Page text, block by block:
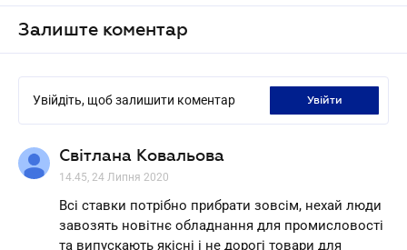
Залиште коментар
Увійдіть, щоб залишити коментар увійти
Світлана Ковальова
14.45, 24 Липня 2020
Всі ставки потрібно прибрати зовсім, нехай люди
завозять новітнє обладнання для промисловості
та випускають якісні і не дорогі товари для